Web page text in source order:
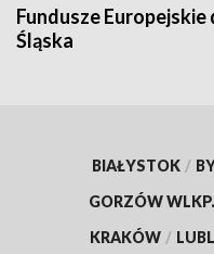
Fundusze
Śląska
BIAŁYSTOK /
GORZÓW WLKP.
KRAKÓW /